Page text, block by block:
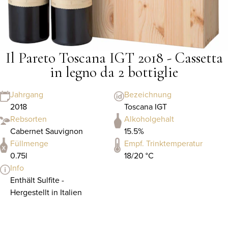
Il Pareto Toscana IGT 2018 - Cassetta
in legno da 2 bottiglie
Jahrgang
2018
Bezeichnung
Toscana IGT
Rebsorten
Cabernet Sauvignon
Alkoholgehalt
15.5%
Füllmenge
0.75l
Empf. Trinktemperatur
18/20 °C
Info
Enthält Sulfite -
Hergestellt in Italien